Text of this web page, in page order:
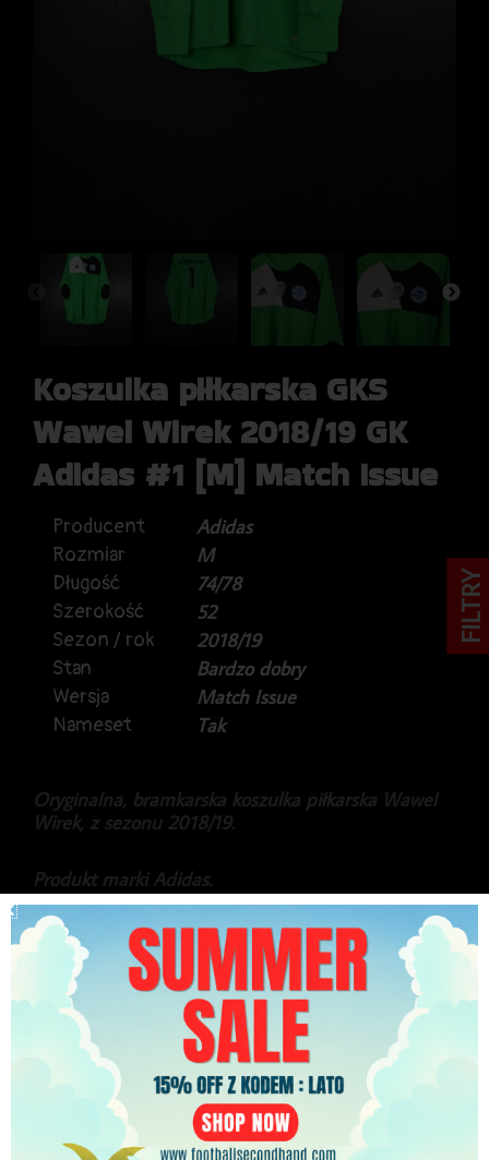
Koszulka piłkarska GKS
Wawel Wirek 2018/19 GK
Adidas #1 [M] Match Issue
Producent
Adidas
Rozmiar
M
Długość
74/78
Szerokość
52
Sezon / rok
2018/19
Stan
Bardzo dobry
Wersja
Match Issue
Nameset
Tak
Oryginalna, bramkarska koszulka piłkarska Wawel
Wirek, z sezonu 2018/19.
Produkt marki Adidas.
Stan idealny.
179.99
Najniższa cena w ciągu ostatnich 30 dni: 179.99zł
FILTRY